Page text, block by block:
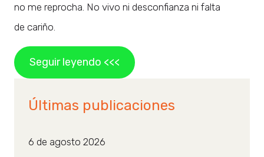
no me reprocha. No vivo ni desconfianza ni falta
de cariño.
Seguir leyendo <<<
Últimas publicaciones
6 de agosto 2026